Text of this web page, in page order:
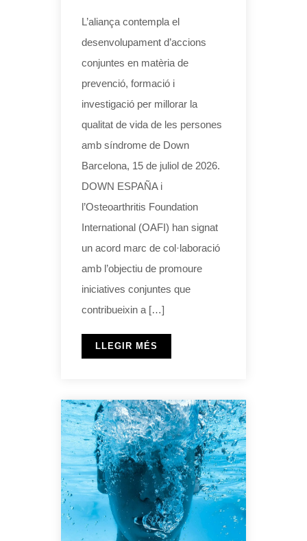
L’aliança contempla el
desenvolupament d’accions
conjuntes en matèria de
prevenció, formació i
investigació per millorar la
qualitat de vida de les persones
amb síndrome de Down
Barcelona, 15 de juliol de 2026.
DOWN ESPAÑA i
l’Osteoarthritis Foundation
International (OAFI) han signat
un acord marc de col·laboració
amb l’objectiu de promoure
iniciatives conjuntes que
contribueixin a […]
LLEGIR MÉS